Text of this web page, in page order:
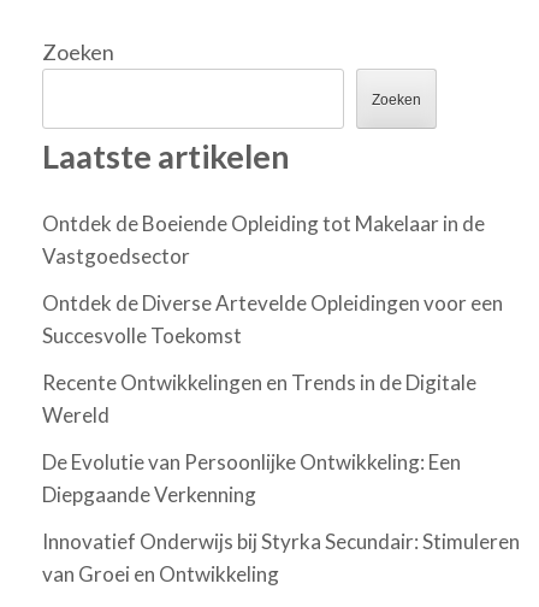
Zoeken
Zoeken
Laatste artikelen
Ontdek de Boeiende Opleiding tot Makelaar in de
Vastgoedsector
Ontdek de Diverse Artevelde Opleidingen voor een
Succesvolle Toekomst
Recente Ontwikkelingen en Trends in de Digitale
Wereld
De Evolutie van Persoonlijke Ontwikkeling: Een
Diepgaande Verkenning
Innovatief Onderwijs bij Styrka Secundair: Stimuleren
van Groei en Ontwikkeling